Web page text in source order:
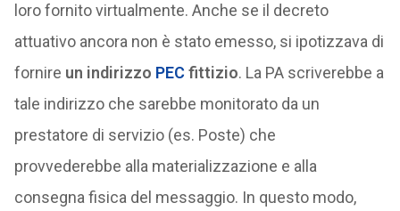
loro fornito virtualmente. Anche se il decreto
attuativo ancora non è stato emesso, si ipotizzava di
fornire un indirizzo PEC fittizio. La PA scriverebbe a
tale indirizzo che sarebbe monitorato da un
prestatore di servizio (es. Poste) che
provvederebbe alla materializzazione e alla
consegna fisica del messaggio. In questo modo,